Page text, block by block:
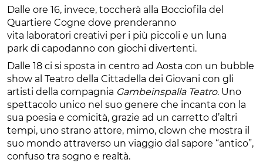
Dalle ore 16, invece, toccherà alla Bocciofila del
Quartiere Cogne dove prenderanno
vita laboratori creativi per i più piccoli e un luna
park di capodanno con giochi divertenti.
Dalle 18 ci si sposta in centro ad Aosta con un bubble
show al Teatro della Cittadella dei Giovani con gli
artisti della compagnia Gambeinspalla Teatro. Uno
spettacolo unico nel suo genere che incanta con la
sua poesia e comicità, grazie ad un carretto d’altri
tempi, uno strano attore, mimo, clown che mostra il
suo mondo attraverso un viaggio dal sapore “antico”,
confuso tra sogno e realtà.